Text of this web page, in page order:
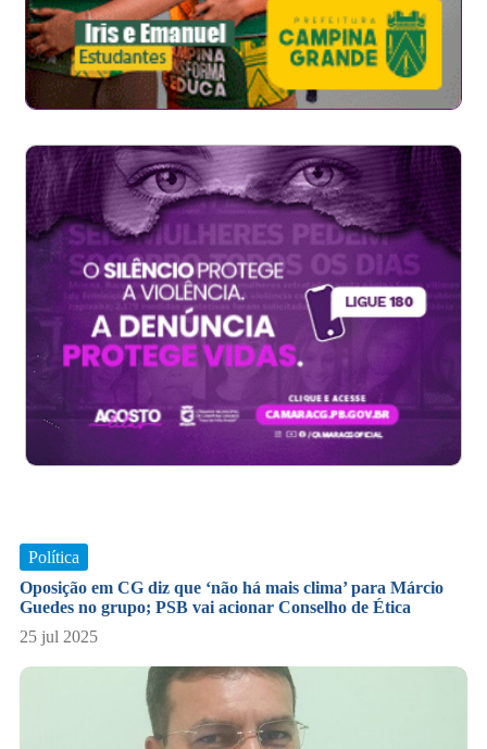
Política
Oposição em CG diz que ‘não há mais clima’ para Márcio
Guedes no grupo; PSB vai acionar Conselho de Ética
25 jul 2025